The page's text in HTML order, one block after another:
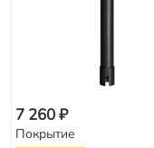
7 260 ₽
Покрытие